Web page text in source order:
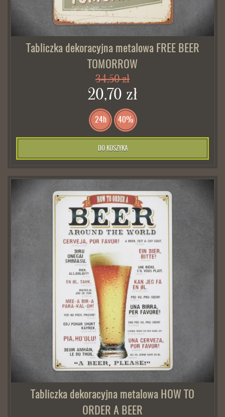
Tabliczka dekoracyjna metalowa FREE BEER
TOMORROW
34,50 zł
20,70 zł
24h 40%
DO KOSZYKA
Tabliczka dekoracyjna metalowa HOW TO
ORDER A BEER